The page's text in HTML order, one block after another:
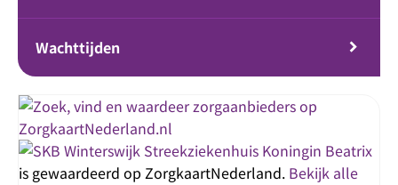
Wachttijden
Streekziekenhuis Koningin Beatrix
is gewaardeerd op ZorgkaartNederland. Bekijk alle